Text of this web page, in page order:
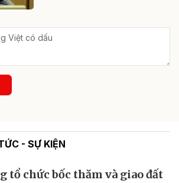
- SỰ KIỆN
tổ chức bốc thăm và giao đất